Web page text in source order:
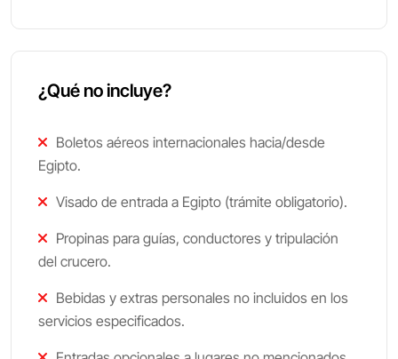
¿Qué no incluye?
Boletos aéreos internacionales hacia/desde
Egipto.
Visado de entrada a Egipto (trámite obligatorio).
Propinas para guías, conductores y tripulación
del crucero.
Bebidas y extras personales no incluidos en los
servicios especificados.